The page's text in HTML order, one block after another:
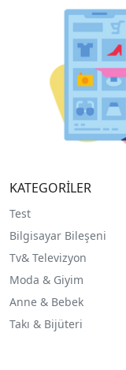
KATEGORİLER
Test
Bilgisayar Bileşeni
Tv& Televizyon
Moda & Giyim
Anne & Bebek
Takı & Bijüteri